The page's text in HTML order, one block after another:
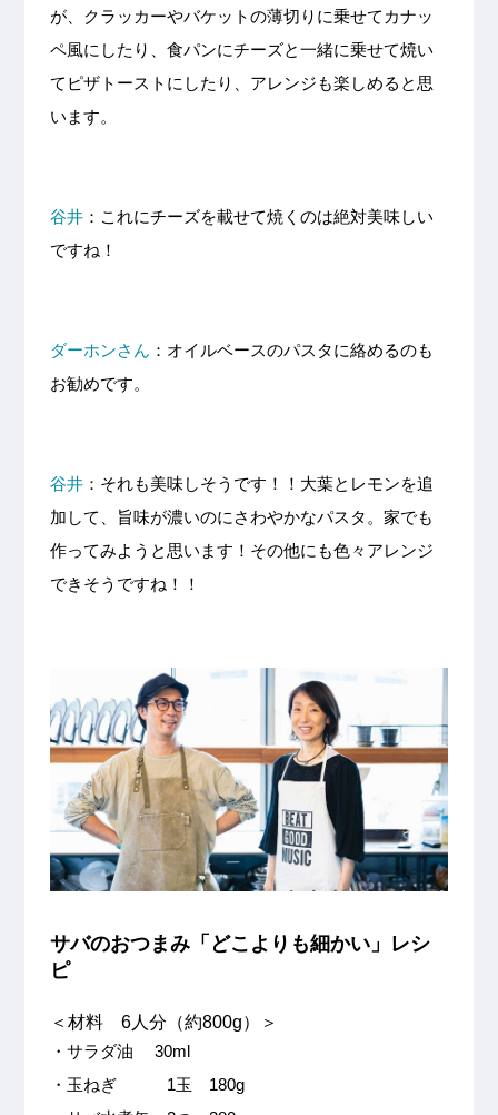
が、クラッカーやバケットの薄切りに乗せてカナッ
ペ風にしたり、食パンにチーズと一緒に乗せて焼い
てピザトーストにしたり、アレンジも楽しめると思
います。
谷井：これにチーズを載せて焼くのは絶対美味しい
ですね！
ダーホンさん ：オイルベースのパスタに絡めるのも
お勧めです。
谷井：それも美味しそうです！！大葉とレモンを追
加して、旨味が濃いのにさわやかなパスタ。家でも
作ってみようと思います！その他にも色々アレンジ
できそうですね！！
サバのおつまみ「どこよりも細かい」レシ
ピ
＜材料 6人分（約800g）＞
・サラダ油 30ml
・玉ねぎ 1玉 180g